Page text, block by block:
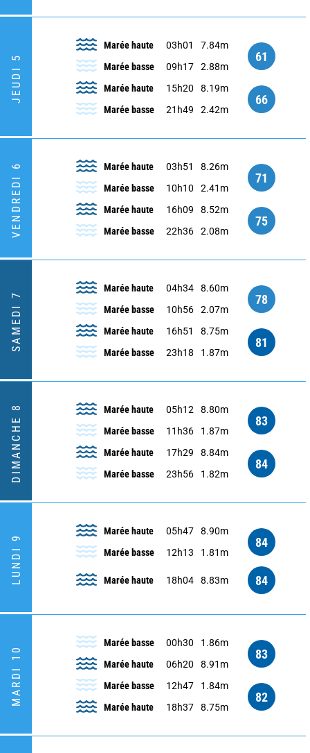
JEUDI 5
Marée haute 03h01
7.84m
Marée basse
09h17 2.88m
61
Marée haute 15h20
8.19m
Marée basse
21h49 2.42m
66
VENDREDI 6 Marée haute 03h51
8.26m
Marée basse
10h10 2.41m
71
Marée haute 16h09
8.52m
Marée basse
22h36 2.08m
75
SAMEDI 7
Marée haute 04h34
8.60m
Marée basse
10h56 2.07m
78
Marée haute 16h51
8.75m
Marée basse
23h18 1.87m
81
DIMANCHE 8 Marée haute 05h12
8.80m
Marée basse
11h36 1.87m
83
Marée haute 17h29
8.84m
Marée basse
23h56 1.82m
84
LUNDI 9
Marée haute 05h47
8.90m
Marée basse
12h13 1.81m
84
Marée haute 18h04 8.83m 84
MARDI 10
Marée basse 00h30
1.86m
Marée haute
06h20 8.91m
83
Marée basse 12h47
1.84m
Marée haute
18h37 8.75m
82